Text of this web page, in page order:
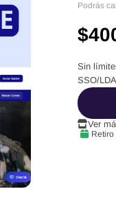
Podrás
Sin
SSO/
Ver